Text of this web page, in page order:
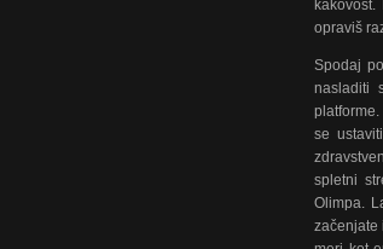
kakovost.
opraviš
Spodaj
nasladiti
se
spletni
Olimpa.
začenjate